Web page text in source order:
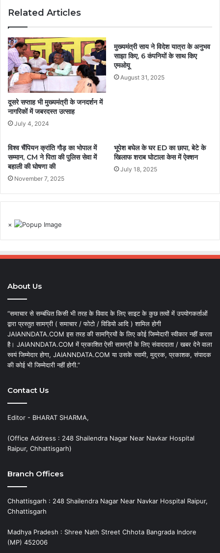
Related Articles
दूसरे सप्ताह भी मुख्यमंत्री के जनदर्शन में
नागरिकों में जबरदस्त उत्साह
July 4, 2024
मुख्यमंत्री साय ने विदेश यात्रा के अनुभव
साझा किए, 6 कंपनियों के साथ किए
एमओयू
August 31, 2025
विश्व चैंपियन क्रांति गौड़ का भोपाल में
सम्मान, CM ने पिता की पुलिस सेवा में
बहाली की घोषणा की
November 7, 2025
भूपेश बघेल के घर ED का छापा, बेटे के
खिलाफ शराब घोटाला केस में ऐक्शन
July 18, 2025
×
About Us
“समाचार से सम्बंधित किसी भी तरह के विवाद के लिए साइट के कुछ तत्वों में उपयोगकर्ताओं
द्वारा प्रस्तुत सामग्री ( समाचार / फोटो / विडियो आदि ) शामिल होगी
JAIANNDATA.COM इस तरह की सामग्रियों के लिए कोई जिम्मेदारी स्वीकार नहीं करता
है। JAIANNDATA.COM में प्रकाशित ऐसी सामग्री के लिए संवाददाता / खबर देने वाला
स्वयं जिम्मेदार होगा, JAIANNDATA.COM या उसके स्वामी, मुद्रक, प्रकाशक, संपादक
की कोई भी जिम्मेदारी नहीं होगी.”
Contact Us
Editor - BHARAT SHARMA,
(Office Address : 248 Shailendra Nagar Near Navkar Hospital
Raipur, Chhattisgarh)
Branch Offices
Chhattisgarh : 248 Shailendra Nagar Near Navkar Hospital Raipur,
Chhattisgarh
Madhya Pradesh : Shree Nath Street Chhota Bangrada Indore
(MP) 452006